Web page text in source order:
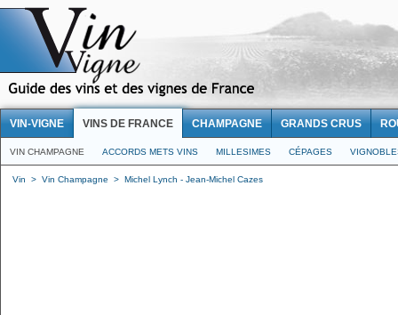
VIN-VIGNE VINS DE FRANCE CHAMPAGNE GRANDS CRUS
VIN CHAMPAGNE ACCORDS METS VINS MILLESIMES CÉPAGES
Vin > Vin Champagne > Michel Lynch - Jean-Michel Cazes